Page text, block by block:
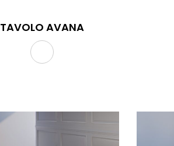
TAVOLO AVANA